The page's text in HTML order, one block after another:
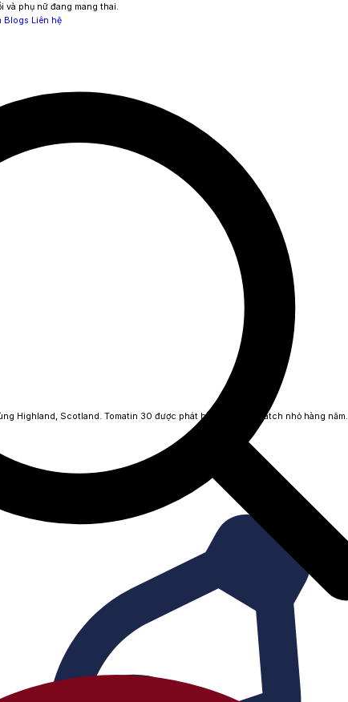
và phụ nữ đang mang thai.
Blogs Liên hệ
Highland, Scotland. Tomatin 30 được phát hành từng lô/batch nhỏ hàng năm.